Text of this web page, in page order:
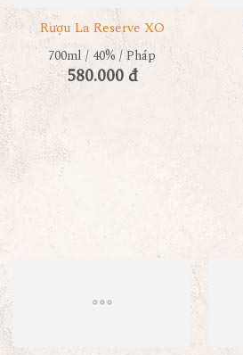
Rượu La Reserve XO
700ml / 40% / Pháp
580.000 đ